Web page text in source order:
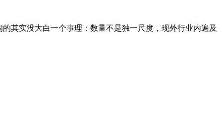
实没大白一个事理：数量不是独一尺度，现外行业内遍及